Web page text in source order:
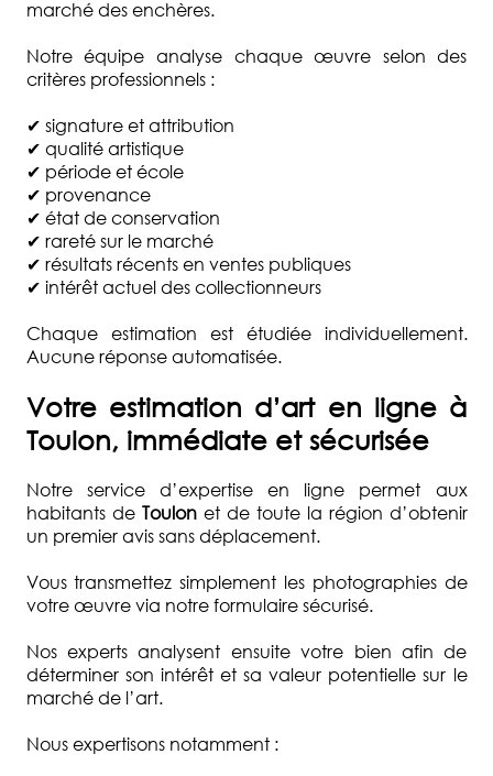
SUCCESSION
DOMAINES
D'EXPERTISE
QUI
SOMMES-
NOUS
DEMANDE
D'ESTIMATION
PRISEUR
FAQ
marché des enchères.
Notre équipe analyse chaque œuvre selon des
critères professionnels :
✔ signature et attribution
✔ qualité artistique
✔ période et école
✔ provenance
✔ état de conservation
✔ rareté sur le marché
✔ résultats récents en ventes publiques
✔ intérêt actuel des collectionneurs
Chaque estimation est étudiée individuellement.
Aucune réponse automatisée.
Votre estimation d’art en ligne à
Toulon, immédiate et sécurisée
Notre service d’expertise en ligne permet aux
habitants de Toulonet de toute la région d’obtenir
un premier avis sans déplacement.
Vous transmettez simplement les photographies de
votre œuvre via notre formulaire sécurisé.
Nos experts analysent ensuite votre bien afin de
déterminer son intérêt et sa valeur potentielle sur le
marché de l’art.
Nous expertisons notamment :